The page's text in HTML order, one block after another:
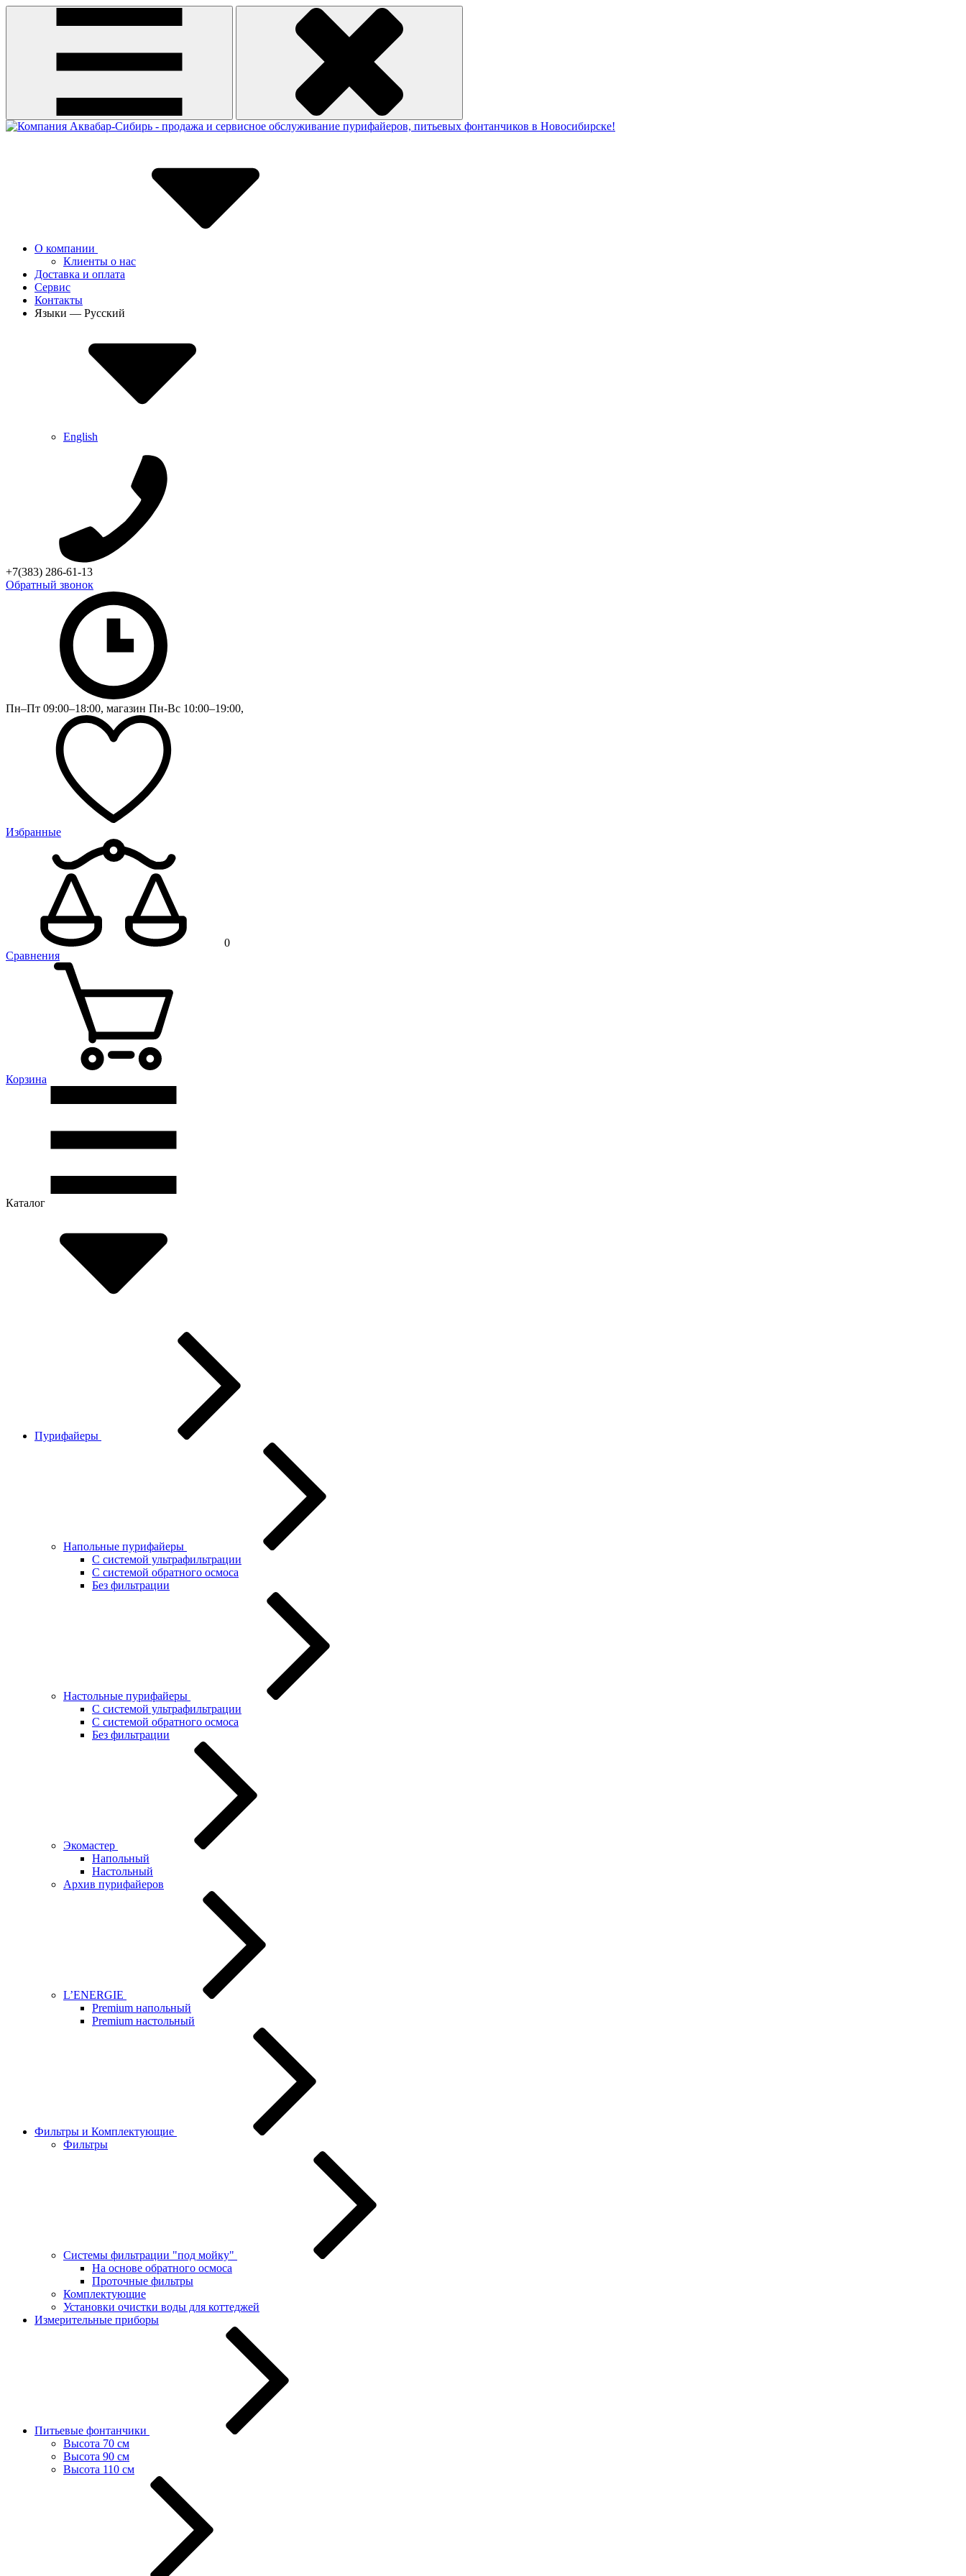
О компании
Клиенты о нас
Доставка и оплата
Сервис
Контакты
Языки — Русский
English
+7(383) 286-61-13
Обратный звонок
Пн–Пт 09:00–18:00, магазин Пн-Вс 10:00–19:00,
Избранные
0
Сравнения
Корзина
Каталог
Пурифайеры
Напольные пурифайеры
С системой ультрафильтрации
С системой обратного осмоса
Без фильтрации
Настольные пурифайеры
С системой ультрафильтрации
C системой обратного осмоса
Без фильтрации
Экомастер
Напольный
Настольный
Архив пурифайеров
L’ENERGIE
Premium напольный
Premium настольный
Фильтры и Комплектующие
Фильтры
Системы фильтрации "под мойку"
На основе обратного осмоса
Проточные фильтры
Комплектующие
Установки очистки воды для коттеджей
Измерительные приборы
Питьевые фонтанчики
Высота 70 см
Высота 90 см
Высота 110 см